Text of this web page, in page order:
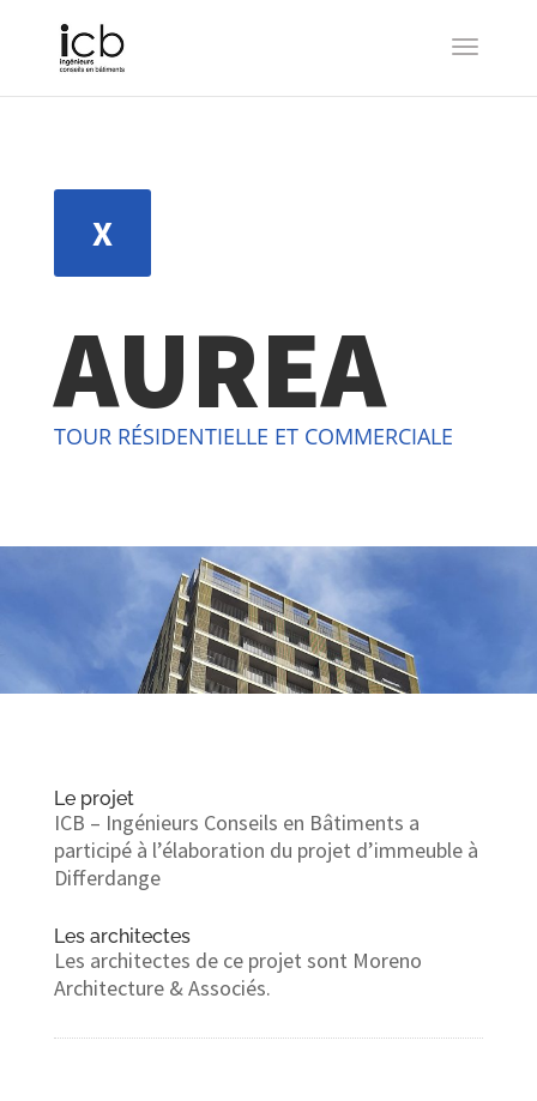
X
AUREA
TOUR RÉSIDENTIELLE ET COMMERCIALE
Le projet
ICB – Ingénieurs Conseils en Bâtiments a
participé à l’élaboration du projet d’immeuble à
Differdange
Les architectes
Les architectes de ce projet sont Moreno
Architecture & Associés.